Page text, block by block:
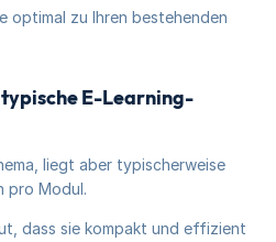
optimal zu Ihren bestehenden
E-Learning-
liegt aber typischerweise
pro Modul.
dass sie kompakt und effizient